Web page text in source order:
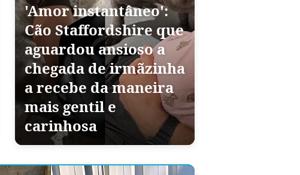
'Amor instantâneo':
Cão Staffordshire que
aguardou ansioso a
chegada de irmãzinha
a recebe da maneira
mais gentil e
carinhosa